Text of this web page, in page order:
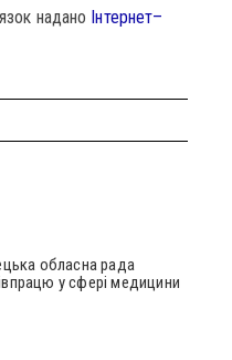
надано Інтернет–
обласна рада
у сфері медицини